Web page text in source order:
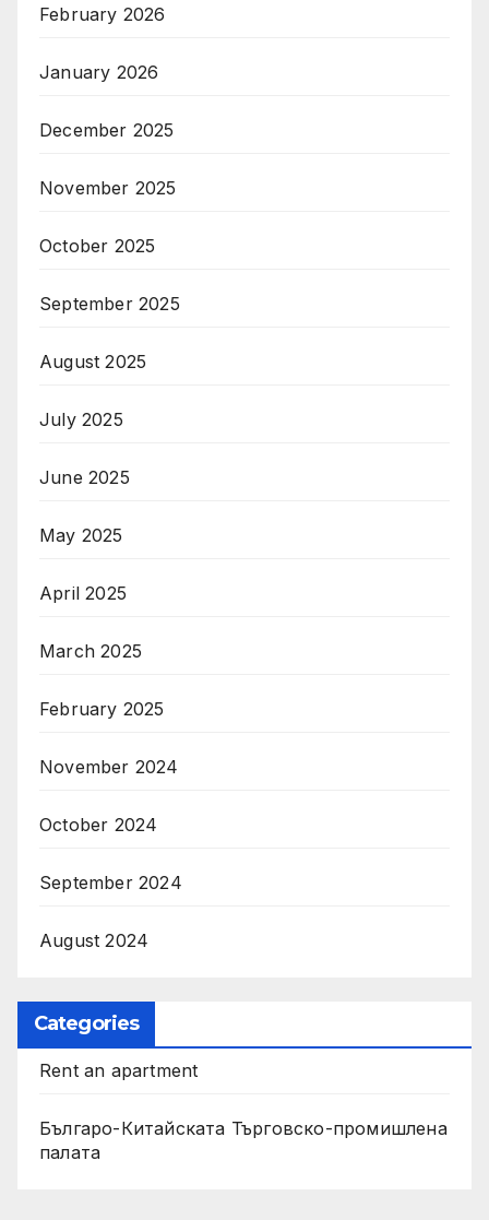
February 2026
January 2026
December 2025
November 2025
October 2025
September 2025
August 2025
July 2025
June 2025
May 2025
April 2025
March 2025
February 2025
November 2024
October 2024
September 2024
August 2024
Categories
Rent an apartment
Българо-Китайската Търговско-промишлена
палата